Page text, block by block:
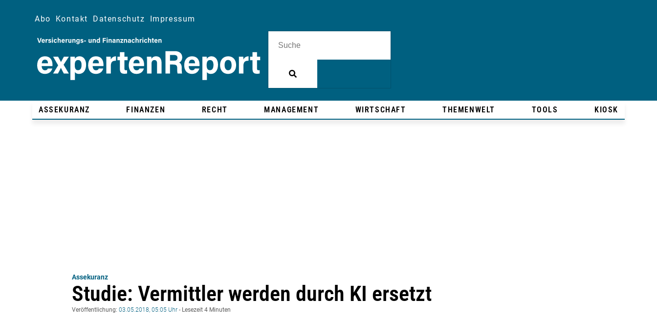
Abo Kontakt Datenschutz Impressum
ASSEKURANZ FINANZEN RECHT MANAGEMENT WIRTSCHAFT THEMENWELT TOOLS KIOSK
Assekuranz
Studie: Vermittler werden durch KI ersetzt
Veröffentlichung: 03.05.2018, 05:05 Uhr - Lesezeit 4 Minuten